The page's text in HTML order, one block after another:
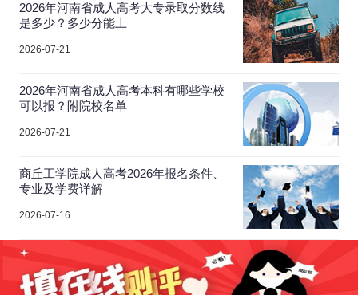
2026年河南省成人高考大专录取分数线
是多少？多少分能上
2026-07-21
2026年河南省成人高考本科有哪些学校
可以报？附院校名单
2026-07-21
商丘工学院成人高考2026年报名条件、
专业及学费详解
2026-07-16